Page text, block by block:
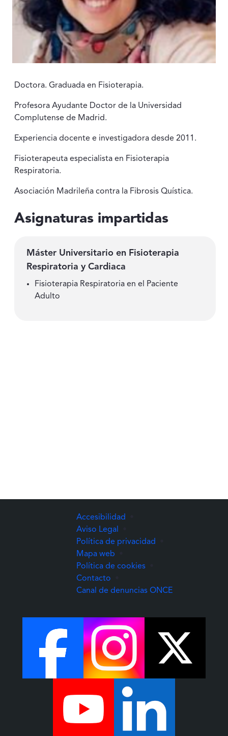
Doctora. Graduada en Fisioterapia.
Profesora Ayudante Doctor de la Universidad
Complutense de Madrid.
Experiencia docente e investigadora desde 2011.
Fisioterapeuta especialista en Fisioterapia
Respiratoria.
Asociación Madrileña contra la Fibrosis Quística.
Asignaturas impartidas
Máster Universitario en Fisioterapia
Respiratoria y Cardiaca
Fisioterapia Respiratoria en el Paciente
Adulto
Accesibilidad
Aviso Legal
Política de privacidad
Mapa web
Política de cookies
Contacto
Canal de denuncias ONCE(Abre una